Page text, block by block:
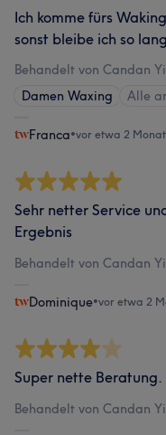
Ich komme fürs
sonst bleibe ich so
Behandelt von Candan
Damen Waxing
Alle
Franca•vor etwa 2
Sehr netter Service
Ergebnis
Behandelt von Candan
Dominique•vor etwa 2
Super nette Beratung.
Behandelt von Candan